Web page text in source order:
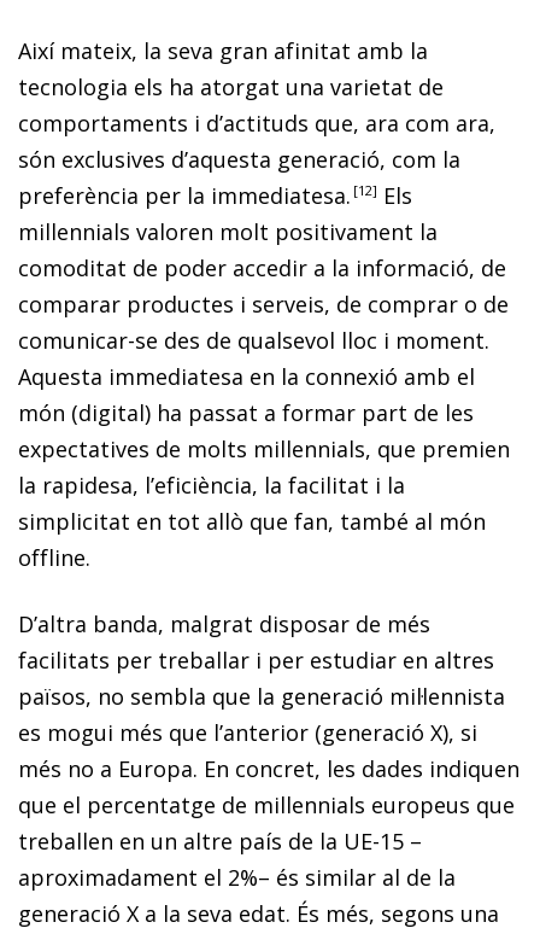
Així mateix, la seva gran afinitat amb la
tecnologia els ha atorgat una varietat de
comportaments i d’actituds que, ara com ara,
són exclusives d’aquesta generació, com la
preferència per la immediatesa. 12
Els
millennials valoren molt positivament la
comoditat de poder accedir a la informació, de
comparar productes i serveis, de comprar o de
comunicar-se des de qualsevol lloc i moment.
Aquesta immediatesa en la connexió amb el
món (digital) ha passat a formar part de les
expectatives de molts millennials, que premien
la rapidesa, l’eficiència, la facilitat i la
simplicitat en tot allò que fan, també al món
offline.
D’altra banda, malgrat disposar de més
facilitats per treballar i per estudiar en altres
països, no sembla que la generació mil·lennista
es mogui més que l’anterior (generació X), si
més no a Europa. En concret, les dades indiquen
que el percentatge de millennials europeus que
treballen en un altre país de la UE-15 –
aproximadament el 2%– és similar al de la
generació X a la seva edat. És més, segons una